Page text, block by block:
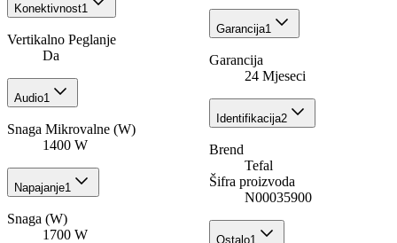
Konektivnost1
Vertikalno Peglanje
Da
Audio1
Snaga Mikrovalne (W)
1400 W
Napajanje1
Snaga (W)
1700 W
Garancija1
Garancija
24 Mjeseci
Identifikacija2
Brend
Tefal
Šifra proizvoda
N00035900
Ostalo1